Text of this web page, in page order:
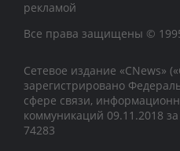
рекламой
Все права защищены ©
Сетевое издание «CNews»
зарегистрировано
сфере связи,
коммуникаций 09.11.2018
74283